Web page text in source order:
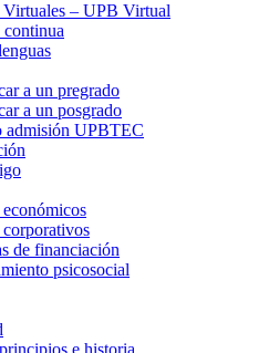
Virtuales – UPB Virtual
a un pregrado
a un posgrado
admisión UPBTEC
de financiación
psicosocial
e historia